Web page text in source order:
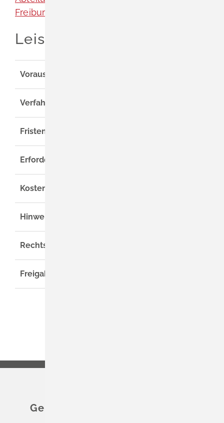
Freiburg]
Leistungsdetails
Voraussetzungen
Verfahrensablauf
Fristen
Erforderliche Unterlagen
Kosten
Hinweise
Rechtsgrundlage
Freigabevermerk
Gemeinde Schliengen